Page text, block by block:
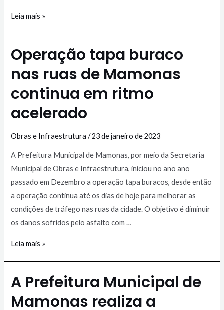
Leia mais »
Operação tapa buraco
nas ruas de Mamonas
continua em ritmo
acelerado
Obras e Infraestrutura /23 de janeiro de 2023
A Prefeitura Municipal de Mamonas, por meio da Secretaria
Municipal de Obras e Infraestrutura, iniciou no ano ano
passado em Dezembro a operação tapa buracos, desde então
a operação continua até os dias de hoje para melhorar as
condições de tráfego nas ruas da cidade. O objetivo é diminuir
os danos sofridos pelo asfalto com …
Leia mais »
A Prefeitura Municipal de
Mamonas realiza a